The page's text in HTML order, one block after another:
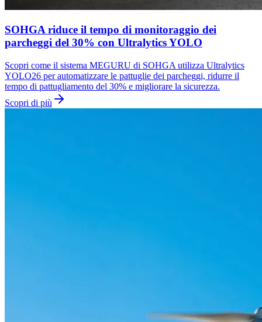
SOHGA riduce il tempo di monitoraggio dei
parcheggi del 30% con Ultralytics YOLO
Scopri come il sistema MEGURU di SOHGA utilizza Ultralytics
YOLO26 per automatizzare le pattuglie dei parcheggi, ridurre il
tempo di pattugliamento del 30% e migliorare la sicurezza.
Scopri di più